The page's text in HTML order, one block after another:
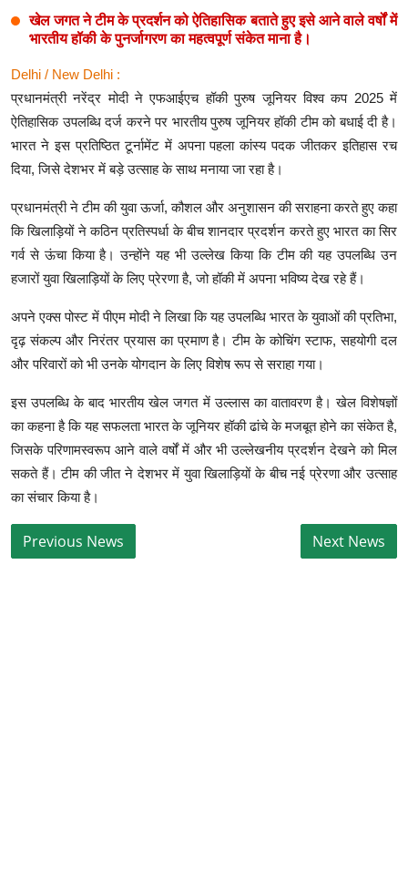
खेल जगत ने टीम के प्रदर्शन को ऐतिहासिक बताते हुए इसे आने वाले वर्षों में
भारतीय हॉकी के पुनर्जागरण का महत्वपूर्ण संकेत माना है।
Delhi / New Delhi :
प्रधानमंत्री नरेंद्र मोदी ने एफआईएच हॉकी पुरुष जूनियर विश्व कप 2025 में
ऐतिहासिक उपलब्धि दर्ज करने पर भारतीय पुरुष जूनियर हॉकी टीम को बधाई दी है।
भारत ने इस प्रतिष्ठित टूर्नामेंट में अपना पहला कांस्य पदक जीतकर इतिहास रच
दिया, जिसे देशभर में बड़े उत्साह के साथ मनाया जा रहा है।
प्रधानमंत्री ने टीम की युवा ऊर्जा, कौशल और अनुशासन की सराहना करते हुए कहा
कि खिलाड़ियों ने कठिन प्रतिस्पर्धा के बीच शानदार प्रदर्शन करते हुए भारत का सिर
गर्व से ऊंचा किया है। उन्होंने यह भी उल्लेख किया कि टीम की यह उपलब्धि उन
हजारों युवा खिलाड़ियों के लिए प्रेरणा है, जो हॉकी में अपना भविष्य देख रहे हैं।
अपने एक्स पोस्ट में पीएम मोदी ने लिखा कि यह उपलब्धि भारत के युवाओं की प्रतिभा,
दृढ़ संकल्प और निरंतर प्रयास का प्रमाण है। टीम के कोचिंग स्टाफ, सहयोगी दल
और परिवारों को भी उनके योगदान के लिए विशेष रूप से सराहा गया।
इस उपलब्धि के बाद भारतीय खेल जगत में उल्लास का वातावरण है। खेल विशेषज्ञों
का कहना है कि यह सफलता भारत के जूनियर हॉकी ढांचे के मजबूत होने का संकेत है,
जिसके परिणामस्वरूप आने वाले वर्षों में और भी उल्लेखनीय प्रदर्शन देखने को मिल
सकते हैं। टीम की जीत ने देशभर में युवा खिलाड़ियों के बीच नई प्रेरणा और उत्साह
का संचार किया है।